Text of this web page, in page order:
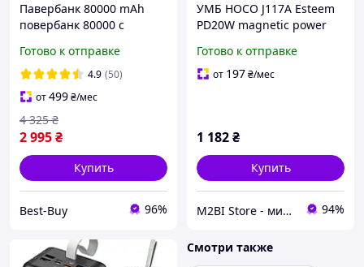
Павербанк 80000 mAh
повербанк 80000 с
HOCO J152 Pro повер банк
для роутера power
bank8000 для ноутбука
Готово к отправке
4.9 (50)
от499₴/мес
2 995₴
4 325 ₴
Купить
Best-Buy 96%
УМБ HOCO J117A Esteem
PD20W magnetic power
Готово к отправке
от 197₴/мес
1 182₴
Купить
M2BI Store - мир техники и аксессуаров 94%
Смотри также